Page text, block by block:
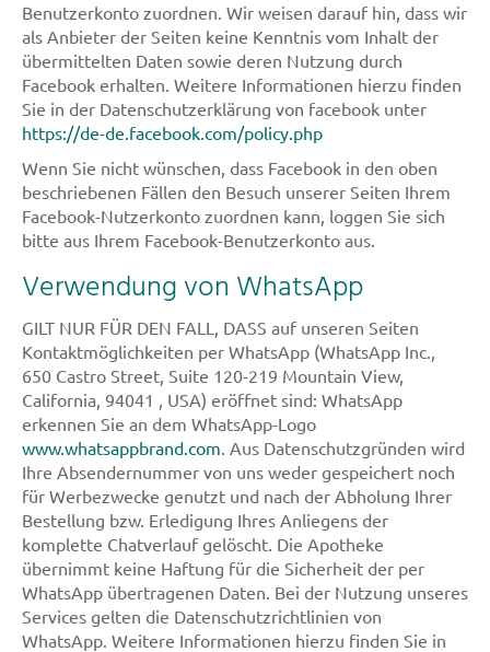
Benutzerkonto zuordnen. Wir weisen darauf hin, dass wir
als Anbieter der Seiten keine Kenntnis vom Inhalt der
übermittelten Daten sowie deren Nutzung durch
Facebook erhalten. Weitere Informationen hierzu finden
Sie in der Datenschutzerklärung von facebook unter
https://de-de.facebook.com/policy.php
Wenn Sie nicht wünschen, dass Facebook in den oben
beschriebenen Fällen den Besuch unserer Seiten Ihrem
Facebook-Nutzerkonto zuordnen kann, loggen Sie sich
bitte aus Ihrem Facebook-Benutzerkonto aus.
Verwendung von WhatsApp
GILT NUR FÜR DEN FALL, DASS auf unseren Seiten
Kontaktmöglichkeiten per WhatsApp (WhatsApp Inc.,
650 Castro Street, Suite 120-219 Mountain View,
California, 94041 , USA) eröffnet sind: WhatsApp
erkennen Sie an dem WhatsApp-Logo
www.whatsappbrand.com. Aus Datenschutzgründen wird
Ihre Absendernummer von uns weder gespeichert noch
für Werbezwecke genutzt und nach der Abholung Ihrer
Bestellung bzw. Erledigung Ihres Anliegens der
komplette Chatverlauf gelöscht. Die Apotheke
übernimmt keine Haftung für die Sicherheit der per
WhatsApp übertragenen Daten. Bei der Nutzung unseres
Services gelten die Datenschutzrichtlinien von
WhatsApp. Weitere Informationen hierzu finden Sie in